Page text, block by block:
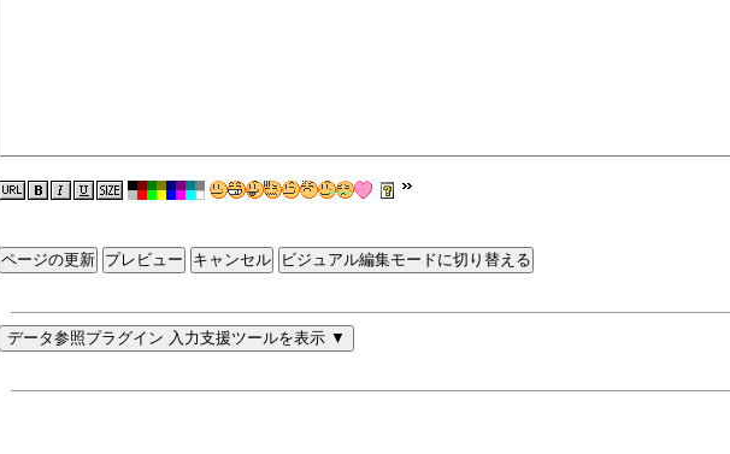
ページの更新 ビジュアル編集モードに切り替える
データ参照プラグイン 入力支援ツールを表示 ▼